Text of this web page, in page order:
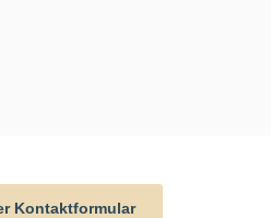
Kontaktformular